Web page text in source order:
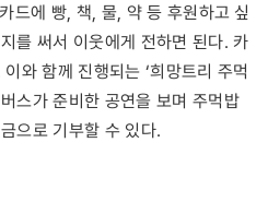
드에 빵, 책, 물, 약 등 후원하고 싶
를 써서 이웃에게 전하면 된다. 카
와 함께 진행되는 ‘희망트리 주먹
스가 준비한 공연을 보며 주먹밥
으로 기부할 수 있다.